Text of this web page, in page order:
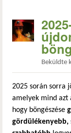
Beküldte
2025 során sorra
amelyek mind azt
hogy böngészése
gördülékenyebb,